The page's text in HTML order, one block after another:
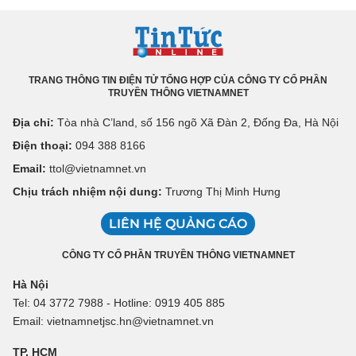
TRANG THÔNG TIN ĐIỆN TỬ TỔNG HỢP CỦA CÔNG TY CỔ PHẦN
TRUYỀN THÔNG VIETNAMNET
Địa chỉ: Tòa nhà C’land, số 156 ngõ Xã Đàn 2, Đống Đa, Hà Nội
Điện thoại: 094 388 8166
Email: ttol@vietnamnet.vn
Chịu trách nhiệm nội dung: Trương Thị Minh Hưng
LIÊN HỆ QUẢNG CÁO
CÔNG TY CỔ PHẦN TRUYỀN THÔNG VIETNAMNET
Hà Nội
Tel: 04 3772 7988 - Hotline: 0919 405 885
Email: vietnamnetjsc.hn@vietnamnet.vn
TP. HCM